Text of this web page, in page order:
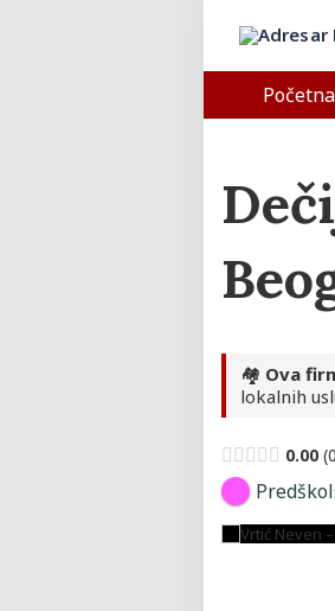
Početna
🏘️ Ova
lokalnih
0.00 0